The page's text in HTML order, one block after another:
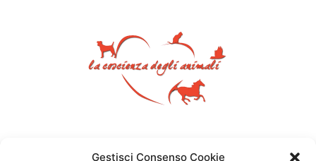
Gestisci Consenso Cookie